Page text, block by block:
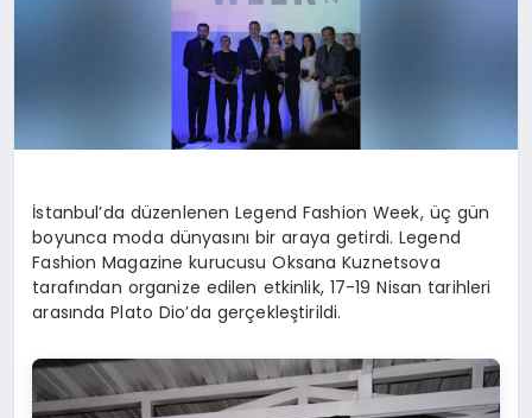
İstanbul’da düzenlenen Legend Fashion Week, üç gün
boyunca moda dünyasını bir araya getirdi. Legend
Fashion Magazine kurucusu Oksana Kuznetsova
tarafından organize edilen etkinlik, 17-19 Nisan tarihleri
arasında Plato Dio’da gerçekleştirildi.